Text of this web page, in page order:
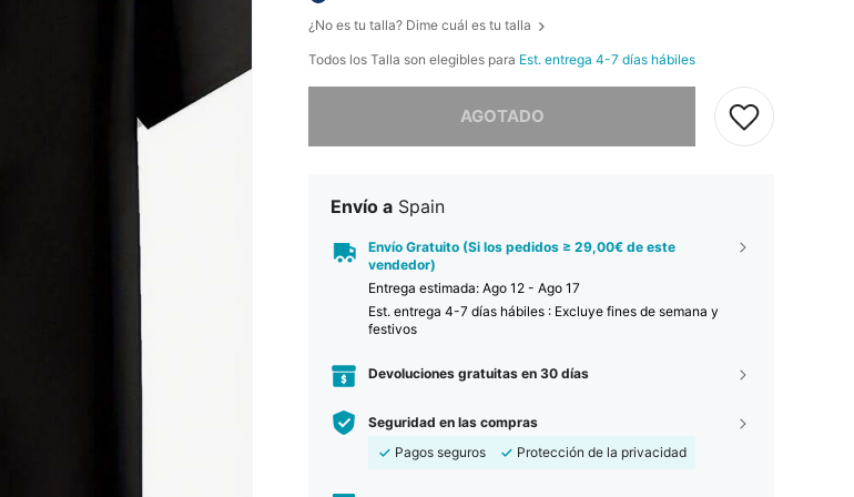
¿No es tu talla? Dime cuál es tu talla
Todos los Talla son elegibles para Est. entrega 4-7 días hábiles
AGOTADO
Lo sentimos, este producto está agotado.
Envío a Spain
Envío Gratuito (Si los pedidos ≥ 29,00€ de este
vendedor)
Entrega estimada: Ago 12 - Ago 17
Est. entrega 4-7 días hábiles : Excluye fines de semana y
festivos
Devoluciones gratuitas en 30 días
Seguridad en las compras
Pagos seguros
Protección de la privacidad